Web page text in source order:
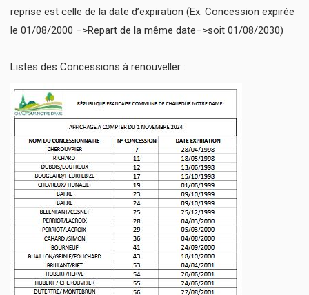
reprise est celle de la date d’expiration (Ex: Concession expirée
le 01/08/2000 –>Repart de la même date–>soit 01/08/2030)
Listes des Concessions à renouveller :